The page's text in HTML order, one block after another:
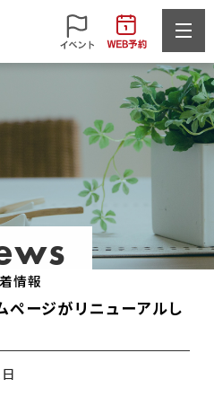
情報
ページがリニューアルし